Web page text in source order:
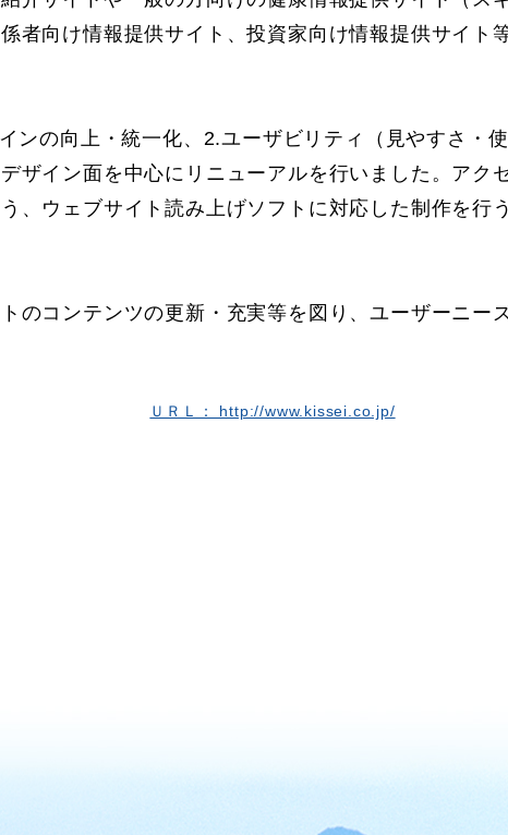
者向け情報提供サイト、投資家向け情報提供サイト
の向上・統一化、2.ユーザビリティ（見やすさ・
ザイン面を中心にリニューアルを行いました。アク
、ウェブサイト読み上げソフトに対応した制作を行
のコンテンツの更新・充実等を図り、ユーザーニー
ＵＲＬ： http://www.kissei.co.jp/